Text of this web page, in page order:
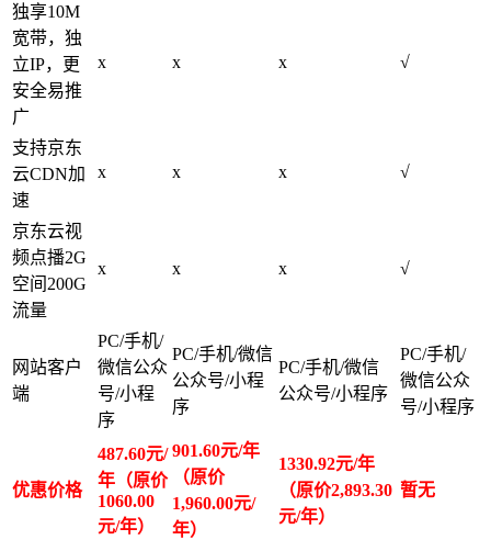
独享10M
宽带，独
立IP，更
安全易推
广
x x x √
支持京东
云CDN加
速
x x x √
京东云视
频点播2G
空间200G
流量
x x x √
网站客户
端
PC/手机/
微信公众
号/小程
序
PC/手机/微信
公众号/小程
序
PC/手机/微信
公众号/小程序
PC/手机/
微信公众
号/小程序
优惠价格
487.60元/
年（原价
1060.00
元/年）
901.60元/年
（原价
1,960.00元/
年）
1330.92元/年
（原价2,893.30
元/年）
暂无